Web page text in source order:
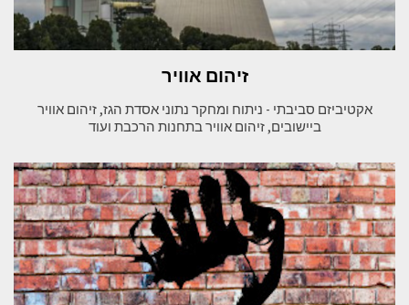
זיהום אוויר
אקטיביזם סביבתי - ניתוח ומחקר נתוני אסדת הגז, זיהום אוויר
ביישובים, זיהום אוויר בתחנות הרכבת ועוד